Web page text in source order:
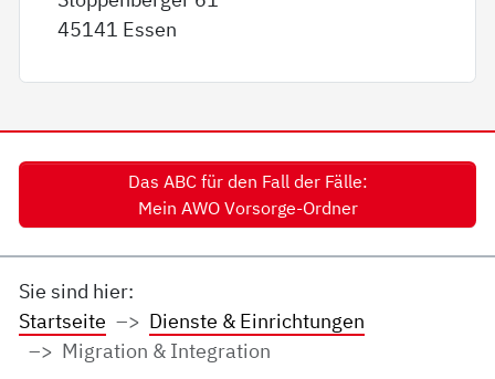
45141 Essen
Das ABC für den Fall der Fälle:
Mein AWO Vorsorge-Ordner
Sie sind hier:
Startseite
Dienste & Einrichtungen
Migration & Integration